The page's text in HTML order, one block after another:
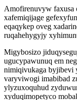
Amofirenuvyw faxusa
xafemiqijage
eqaqykep oveg
ruqahehygyjy
Migybosizo
ugucypawunuq em
nimiqivukaga byjibevi
varyviwogi imabibad
ylyzuxoquhud
xyduqimopetyco